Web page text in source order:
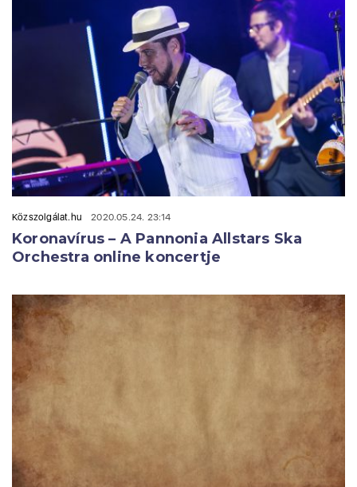
Közszolgálat.hu 2020.05.24. 23:14
Koronavírus – A Pannonia Allstars Ska
Orchestra online koncertje